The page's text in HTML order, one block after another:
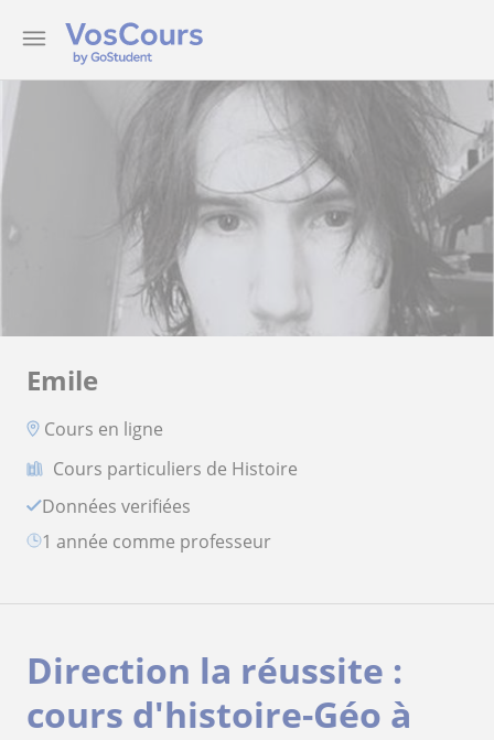
Emile
Cours en ligne
Cours particuliers de Histoire
Données verifiées
1 année comme professeur
Direction la réussite :
cours d'histoire-Géo à